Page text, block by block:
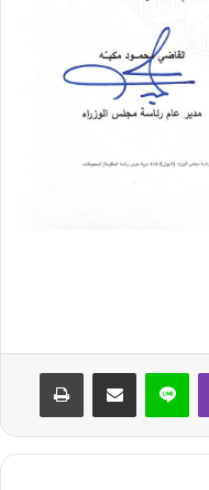
ڤايبر لاين مشاركة عبر البريد طباعة